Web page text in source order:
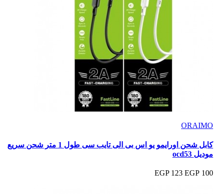
ORAIMO
كابل شحن اورايمو يو اس بى الى تايب سى طول 1 متر شحن سريع
موديل ocd53
100 EGP
123 EGP